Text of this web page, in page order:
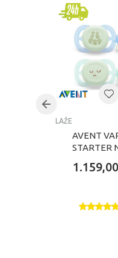
Brend
Uzrast
Kategorija
LAŽE
AVENT
STARTER
1.159,00